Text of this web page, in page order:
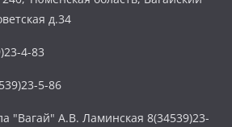
д.34
4-83
5-86
"Вагай" А.В. Ламинская 8(34539)23-